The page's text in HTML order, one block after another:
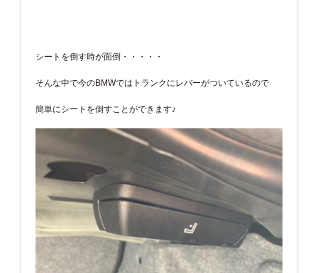
シートを倒す時が面倒・・・・・
そんな中で今のBMWではトランクにレバーがついているので
簡単にシートを倒すことができます♪